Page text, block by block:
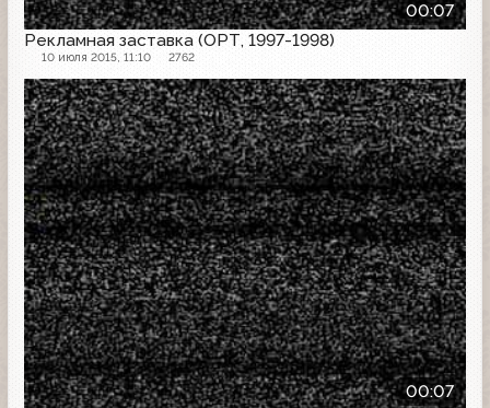
00:07
Рекламная заставка (ОРТ, 1997-1998)
10 июля 2015, 11:10 2762
00:07
Рекламная заставка